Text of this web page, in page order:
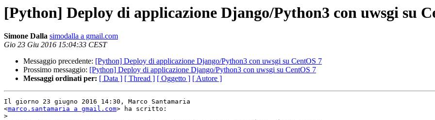
[Python] Deploy di applicazione Django/Python3 con uwsgi su
Simone Dalla simodalla a gmail.com
Gio 23 Giu 2016 15:04:33 CEST
Messaggio precedente: [Python] Deploy di applicazione Django/Python3 con uwsgi su CentOS 7
Prossimo messaggio: [Python] Deploy di applicazione Django/Python3 con uwsgi su CentOS 7
Messaggi ordinati per: [ Data ] [ Thread ] [ Oggetto ] [ Autore ]
Il giorno 23 giugno 2016 14:30, Marco Santamaria
<marco.santamaria a gmail.com> ha scritto:
>